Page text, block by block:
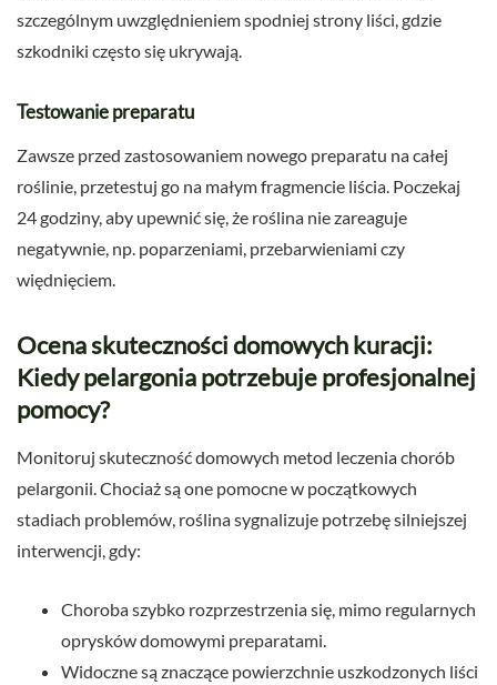
szczególnym uwzględnieniem spodniej strony liści, gdzie
szkodniki często się ukrywają.
Testowanie preparatu
Zawsze przed zastosowaniem nowego preparatu na całej
roślinie, przetestuj go na małym fragmencie liścia. Poczekaj
24 godziny, aby upewnić się, że roślina nie zareaguje
negatywnie, np. poparzeniami, przebarwieniami czy
więdnięciem.
Ocena skuteczności domowych kuracji:
Kiedy pelargonia potrzebuje profesjonalnej
pomocy?
Monitoruj skuteczność domowych metod leczenia chorób
pelargonii. Chociaż są one pomocne w początkowych
stadiach problemów, roślina sygnalizuje potrzebę silniejszej
interwencji, gdy:
Choroba szybko rozprzestrzenia się, mimo regularnych
oprysków domowymi preparatami.
Widoczne są znaczące powierzchnie uszkodzonych liści